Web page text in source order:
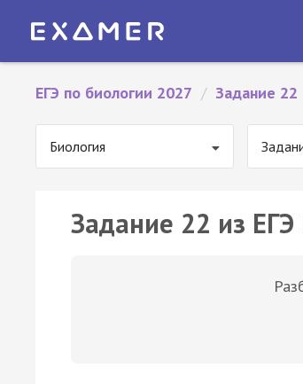
ЕГЭ по биологии 2027 / Задание 22
Биология
Задание 22 из